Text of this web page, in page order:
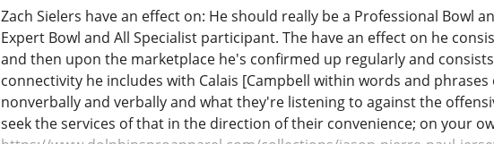
Zach Sielers have an effect on: He should really be a Professional Bowl
Expert Bowl and All Specialist participant. The have an effect on he
and then upon the marketplace he's confirmed up regularly and
connectivity he includes with Calais [Campbell within words and
nonverbally and verbally and what they're listening to against the
seek the services of that in the direction of their convenience; on your